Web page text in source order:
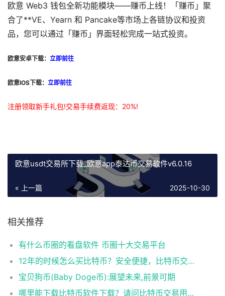
欧意 Web3 钱包全新功能模块——赚币上线！「赚币」聚
合了**VE、Yearn 和 Pancake等市场上各链协议和投资
品，您可以通过「赚币」界面轻松完成一站式投资。
欧意安卓下载： 立即前往
欧意IOS下载： 立即前往
注册领取新手礼包!交易手续费返现：20%!
欧意usdt交易所下载_欧意app泰达币交易软件v6.0.16
« 上一篇 2025-10-30
相关推荐
有什么币圈的看盘软件 币圈十大交易平台
12年的时候怎么买比特币？安全便捷，比特币交易首选
宝贝狗币(Baby Doge币):展望未来,前景可期
哪里能下载比特币软件下载？请问比特币交易用什么软件